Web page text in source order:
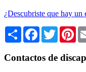
¿Descubriste que hay un
Share Facebook
Twitter
Contactos de